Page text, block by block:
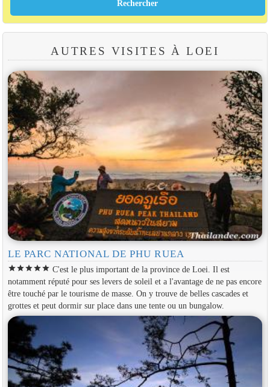
AUTRES VISITES À LOEI
LE PARC NATIONAL DE PHU RUEA
starstarstarstarstar C'est le plus important de la province de Loei. Il est
notamment réputé pour ses levers de soleil et a l'avantage de ne pas encore
être touché par le tourisme de masse. On y trouve de belles cascades et
grottes et peut dormir sur place dans une tente ou un bungalow.